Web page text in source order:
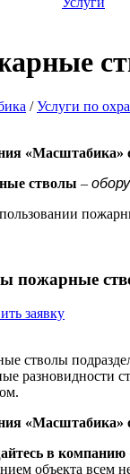
/ Услуги по
«Масштабика»
стволы –
пожарные
заявку
стволы
разновидности
«Масштабика»
в
объекта всем